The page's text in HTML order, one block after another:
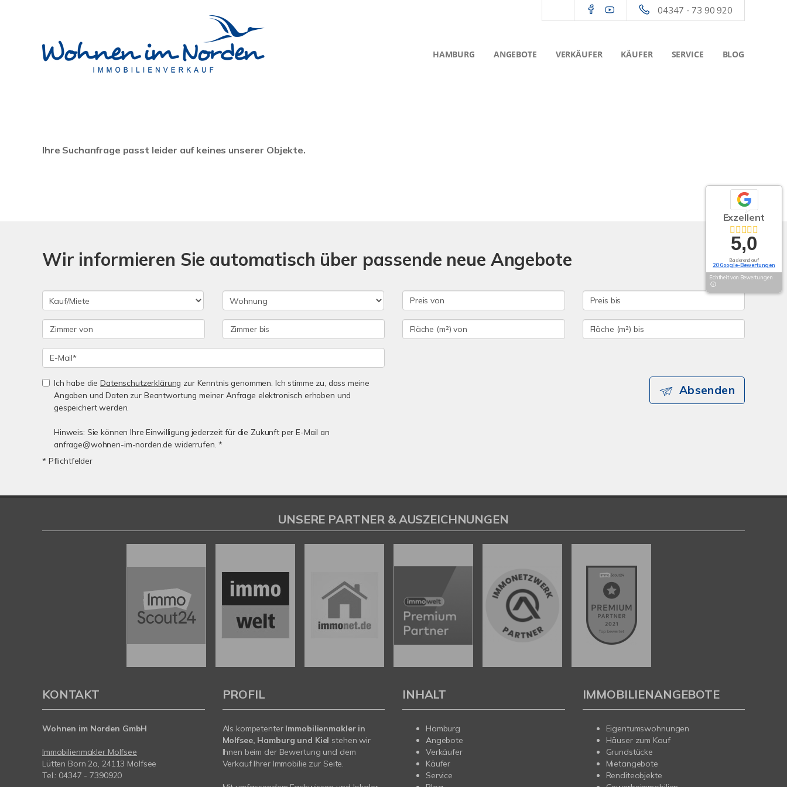
04347 - 73 90 920
HAMBURG ANGEBOTE VERKÄUFER KÄUFER SERVICE BLOG
Ihre Suchanfrage passt leider auf keines unserer Objekte.
Wir informieren Sie automatisch über passende neue Angebote
Ich habe dieDatenschutzerklärung zur Kenntnis genommen. Ich stimme zu, dass meine
Angaben und Daten zur Beantwortung meiner Anfrage elektronisch erhoben und
gespeichert werden.
Hinweis: Sie können Ihre Einwilligung jederzeit für die Zukunft per E-Mail an
anfrage@wohnen-im-norden.de widerrufen. *
* Pflichtfelder
Absenden
Exzellent
5,0
Basierend auf
20 Google-Bewertungen
Echtheit von Bewertungen
UNSERE PARTNER & AUSZEICHNUNGEN
KONTAKT
Wohnen im Norden GmbH
Immobilienmakler Molfsee
Lütten Born 2a, 24113 Molfsee
Tel.: 04347 - 7390920
PROFIL
Als kompetenter Immobilienmakler in
Molfsee, Hamburg und Kiel stehen wir
Ihnen beim der Bewertung und dem
Verkauf Ihrer Immobilie zur Seite.
INHALT
Hamburg
Angebote
Verkäufer
Käufer
Service
IMMOBILIENANGEBOTE
Eigentumswohnungen
Häuser zum Kauf
Grundstücke
Mietangebote
Renditeobjekte